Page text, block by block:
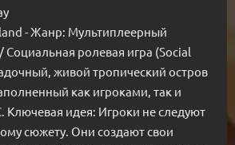
- Жанр: Мультиплеерный
ролевая игра (Social
живой тропический остров
как игроками, так и
Ключевая идея: Игроки не следуют
сюжету. Они создают свои